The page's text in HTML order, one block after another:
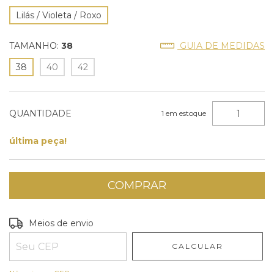
Lilás / Violeta / Roxo
TAMANHO: 38
GUIA DE MEDIDAS
38
40 42
QUANTIDADE 1 em estoque
última peça!
Entregas para o CEP:
Meios de envio
CALCULAR